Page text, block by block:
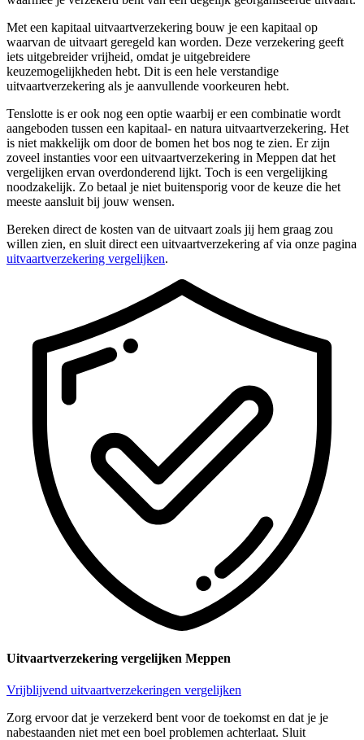
Met een kapitaal uitvaartverzekering bouw je een kapitaal op
waarvan de uitvaart geregeld kan worden. Deze verzekering geeft
iets uitgebreider vrijheid, omdat je uitgebreidere
keuzemogelijkheden hebt. Dit is een hele verstandige
uitvaartverzekering als je aanvullende voorkeuren hebt.
Tenslotte is er ook nog een optie waarbij er een combinatie wordt
aangeboden tussen een kapitaal- en natura uitvaartverzekering. Het
is niet makkelijk om door de bomen het bos nog te zien. Er zijn
zoveel instanties voor een uitvaartverzekering in Meppen dat het
vergelijken ervan overdonderend lijkt. Toch is een vergelijking
noodzakelijk. Zo betaal je niet buitensporig voor de keuze die het
meeste aansluit bij jouw wensen.
Bereken direct de kosten van de uitvaart zoals jij hem graag zou
willen zien, en sluit direct een uitvaartverzekering af via onze pagina
uitvaartverzekering vergelijken.
Uitvaartverzekering vergelijken Meppen
Vrijblijvend uitvaartverzekeringen vergelijken
Zorg ervoor dat je verzekerd bent voor de toekomst en dat je je
nabestaanden niet met een boel problemen achterlaat. Sluit